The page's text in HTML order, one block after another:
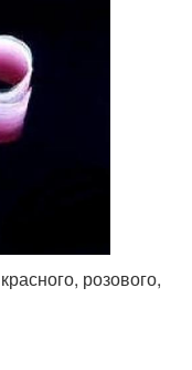
розового,